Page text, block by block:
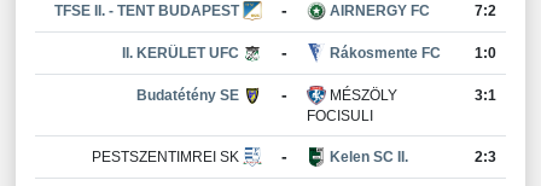
TFSE II. - TENT BUDAPEST - AIRNERGY FC 7:2
II. KERÜLET UFC - Rákosmente FC 1:0
Budatétény SE -
MÉSZÖLY
FOCISULI
3:1
PESTSZENTIMREI SK - Kelen SC II. 2:3